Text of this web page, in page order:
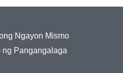
Ngayon Mismo
ng Pangangalaga